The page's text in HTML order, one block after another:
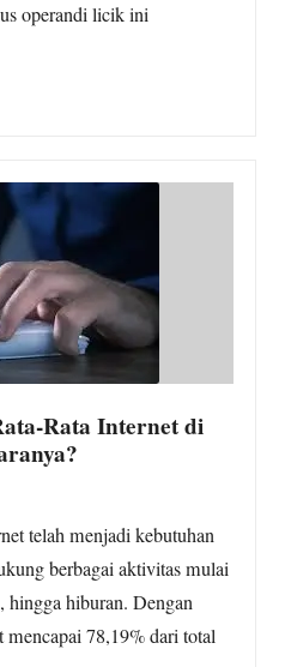
operandi licik ini
Rata Internet di
telah menjadi kebutuhan
berbagai aktivitas mulai
hingga hiburan. Dengan
mencapai 78,19% dari total